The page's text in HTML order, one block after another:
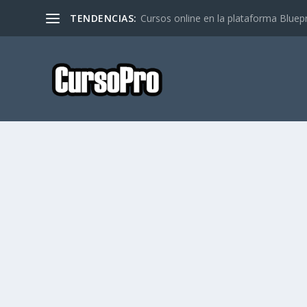
TENDENCIAS: Cursos online en la plataforma